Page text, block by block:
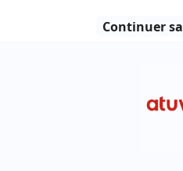
culture